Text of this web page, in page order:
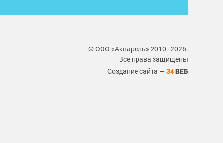
© ООО «Акварель» 2010–2026.
Все права защищены
Создание сайта — 34ВЕБ